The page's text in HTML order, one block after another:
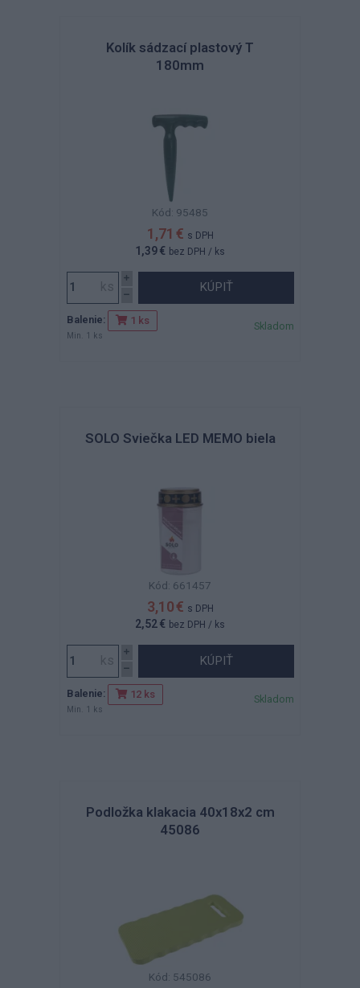
Kolík sádzací plastový T
180mm
Kód: 95485
1,71 € s DPH
1,39 € bez DPH / ks
KÚPIŤ
Balenie: 1 ks
Min. 1 ks
Skladom
SOLO Sviečka LED MEMO biela
Kód: 661457
3,10 € s DPH
2,52 € bez DPH / ks
KÚPIŤ
Balenie: 12 ks
Min. 1 ks
Skladom
Podložka klakacia 40x18x2 cm
45086
Kód: 545086